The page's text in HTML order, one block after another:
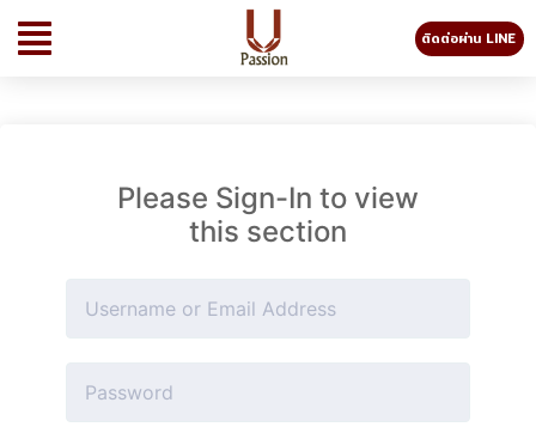
ติดต่อผ่าน LINE
Please Sign-In to view
this section